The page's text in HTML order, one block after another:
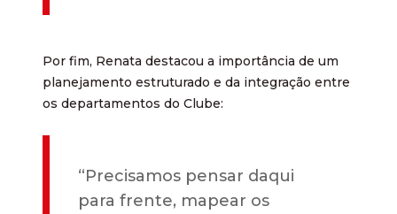
Por fim, Renata destacou a importância de um
planejamento estruturado e da integração entre
os departamentos do Clube:
“Precisamos pensar daqui
para frente, mapear os